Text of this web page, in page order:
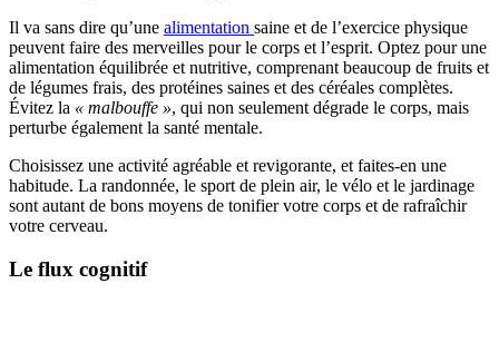
Il va sans dire qu’une alimentation saine et de l’exercice physique
peuvent faire des merveilles pour le corps et l’esprit. Optez pour une
alimentation équilibrée et nutritive, comprenant beaucoup de fruits et
de légumes frais, des protéines saines et des céréales complètes.
Évitez la « malbouffe », qui non seulement dégrade le corps, mais
perturbe également la santé mentale.
Choisissez une activité agréable et revigorante, et faites-en une
habitude. La randonnée, le sport de plein air, le vélo et le jardinage
sont autant de bons moyens de tonifier votre corps et de rafraîchir
votre cerveau.
Le flux cognitif